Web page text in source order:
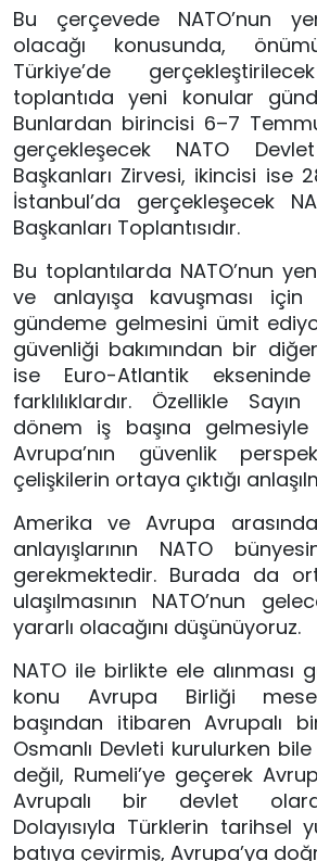
Bu çerçevede NATO’nun
olacağı konusunda,
Türkiye’de
toplantıda yeni konular
Bunlardan birincisi 6–7
gerçekleşecek NATO
Başkanları Zirvesi, ikincisi ise
İstanbul’da gerçekleşecek
Başkanları Toplantısıdır.
Bu toplantılarda NATO’nun
ve anlayışa kavuşması için
gündeme gelmesini ümit
güvenliği bakımından bir
ise Euro-Atlantik
farklılıklardır. Özellikle
dönem iş başına
Avrupa’nın güvenlik
çelişkilerin ortaya çıktığı
Amerika ve Avrupa
anlayışlarının NATO
gerekmektedir. Burada da
ulaşılmasının NATO’nun
yararlı olacağını düşünüyoruz.
NATO ile birlikte ele alınması
konu Avrupa Birliği
başından itibaren Avrupalı
Osmanlı Devleti kurulurken
değil, Rumeli’ye geçerek
Avrupalı bir devlet
Dolayısıyla Türklerin tarihsel
batıya çevirmiş, Avrupa’ya